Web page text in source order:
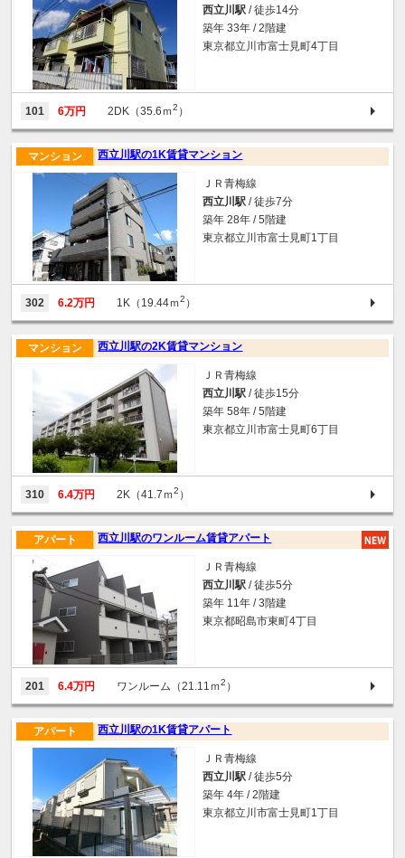
西立川駅 / 徒歩14分
築年 33年 / 2階建
東京都立川市富士見町4丁目
101 6万円 2DK（35.6ｍ2 ）
西立川駅の1K賃貸マンション
マンション
ＪＲ青梅線
西立川駅 / 徒歩7分
築年 28年 / 5階建
東京都立川市富士見町1丁目
302 6.2万円 1K（19.44ｍ2 ）
西立川駅の2K賃貸マンション
マンション
ＪＲ青梅線
西立川駅 / 徒歩15分
築年 58年 / 5階建
東京都立川市富士見町6丁目
310 6.4万円 2K（41.7ｍ2 ）
西立川駅のワンルーム賃貸アパート
アパート
ＪＲ青梅線
西立川駅 / 徒歩5分
築年 11年 / 3階建
東京都昭島市東町4丁目
201 6.4万円 ワンルーム（21.11ｍ2 ）
西立川駅の1K賃貸アパート
アパート
ＪＲ青梅線
西立川駅 / 徒歩5分
築年 4年 / 2階建
東京都立川市富士見町1丁目